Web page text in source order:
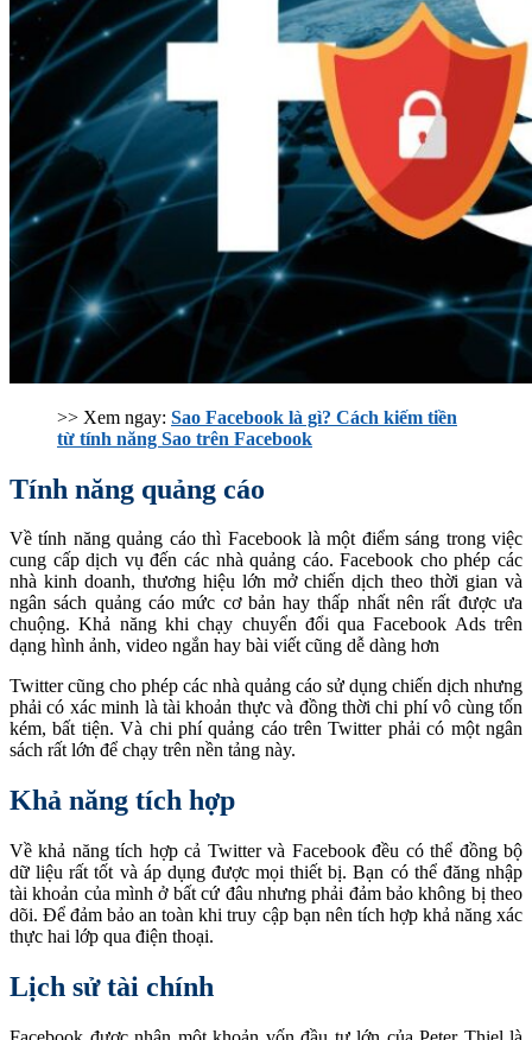
>> Xem ngay: Sao Facebook là gì? Cách kiếm tiền
từ tính năng Sao trên Facebook
Tính năng quảng cáo
Về tính năng quảng cáo thì Facebook là một điểm sáng trong việc
cung cấp dịch vụ đến các nhà quảng cáo. Facebook cho phép các
nhà kinh doanh, thương hiệu lớn mở chiến dịch theo thời gian và
ngân sách quảng cáo mức cơ bản hay thấp nhất nên rất được ưa
chuộng. Khả năng khi chạy chuyển đổi qua Facebook Ads trên
dạng hình ảnh, video ngắn hay bài viết cũng dễ dàng hơn
Twitter cũng cho phép các nhà quảng cáo sử dụng chiến dịch nhưng
phải có xác minh là tài khoản thực và đồng thời chi phí vô cùng tốn
kém, bất tiện. Và chi phí quảng cáo trên Twitter phải có một ngân
sách rất lớn để chạy trên nền tảng này.
Khả năng tích hợp
Về khả năng tích hợp cả Twitter và Facebook đều có thể đồng bộ
dữ liệu rất tốt và áp dụng được mọi thiết bị. Bạn có thể đăng nhập
tài khoản của mình ở bất cứ đâu nhưng phải đảm bảo không bị theo
dõi. Để đảm bảo an toàn khi truy cập bạn nên tích hợp khả năng xác
thực hai lớp qua điện thoại.
Lịch sử tài chính